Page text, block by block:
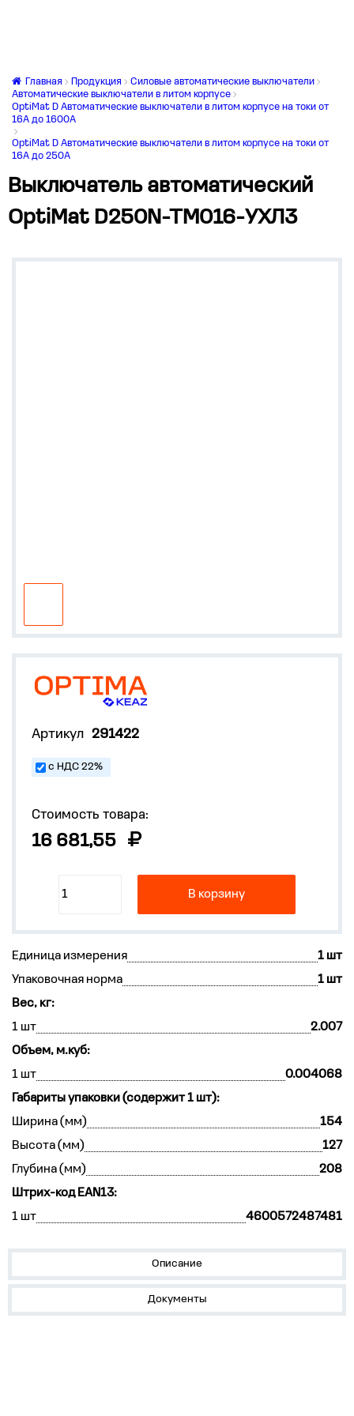
Главная Продукция
Силовые автоматические выключатели
Автоматические выключатели в литом корпусе
OptiMat D Автоматические выключатели в литом корпусе на токи от
16А до 1600А
OptiMat D Автоматические выключатели в литом корпусе на токи от
16А до 250А
Выключатель автоматический
OptiMat D250N-TM016-УХЛ3
Артикул 291422
с НДС 22%
Стоимость товара:
16 681,55
В корзину
Единица измерения
1 шт
Упаковочная норма
1 шт
Вес, кг:
1 шт
2.007
Объем, м.куб:
1 шт
0.004068
Габариты упаковки (содержит 1 шт):
Ширина (мм)
154
Высота (мм)
127
Глубина (мм)
208
Штрих-код EAN13:
1 шт
4600572487481
Описание
Документы